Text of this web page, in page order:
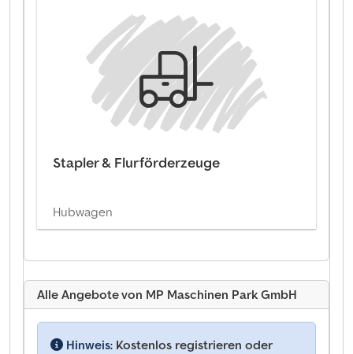
Stapler & Flurförderzeuge
Hubwagen
Alle Angebote von MP Maschinen Park GmbH
Hinweis: Kostenlos registrieren oder